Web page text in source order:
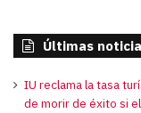
Últimas
IU reclama la tasa
de morir de éxito si